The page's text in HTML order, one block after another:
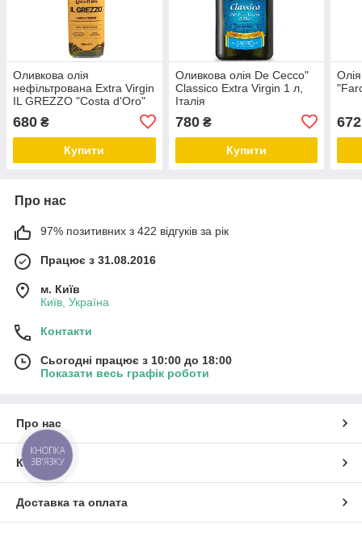
Оливкова олія
нефільтрована Extra Virgin
IL GREZZO "Costa d'Oro"
680 ₴
Купити
Оливкова олія De Cecco"
Classico Extra Virgin 1 л,
Італія
780₴
Купити
672
Про нас
97% позитивних з 422 відгуків за рік
Працює з 31.08.2016
м. Київ
Київ, Україна
Контакти
Сьогодні працює з 10:00 до 18:00
Показати весь графік роботи
Про нас
Контакти
Доставка та оплата
КНОПКА
ЗВ'ЯЗКУ